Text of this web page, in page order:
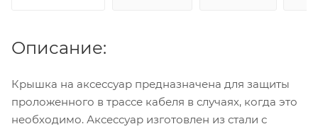
Описание:
Крышка на аксессуар предназначена для защиты
проложенного в трассе кабеля в случаях, когда это
необходимо. Аксессуар изготовлен из стали с